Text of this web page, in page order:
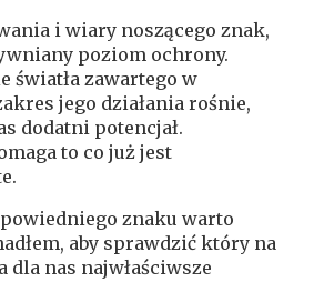
i wiary noszącego znak,
poziom ochrony.
światła zawartego w
jego działania rośnie,
dodatni potencjał.
to co już jest
znaku warto
aby sprawdzić który na
dla nas najwłaściwsze